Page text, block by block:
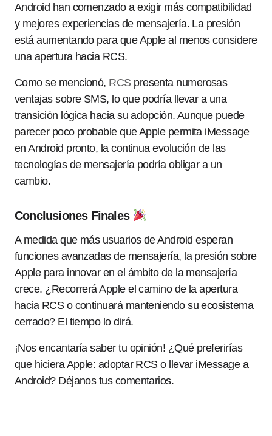
Android han comenzado a exigir más compatibilidad
y mejores experiencias de mensajería. La presión
está aumentando para que Apple al menos considere
una apertura hacia RCS.
Como se mencionó, RCS presenta numerosas
ventajas sobre SMS, lo que podría llevar a una
transición lógica hacia su adopción. Aunque puede
parecer poco probable que Apple permita iMessage
en Android pronto, la continua evolución de las
tecnologías de mensajería podría obligar a un
cambio.
Conclusiones Finales
A medida que más usuarios de Android esperan
funciones avanzadas de mensajería, la presión sobre
Apple para innovar en el ámbito de la mensajería
crece. ¿Recorrerá Apple el camino de la apertura
hacia RCS o continuará manteniendo su ecosistema
cerrado? El tiempo lo dirá.
¡Nos encantaría saber tu opinión! ¿Qué preferirías
que hiciera Apple: adoptar RCS o llevar iMessage a
Android? Déjanos tus comentarios.